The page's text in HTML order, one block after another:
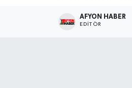
AFYON HABER
EDITÖR
Magazin